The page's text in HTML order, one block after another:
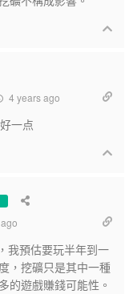
4 years ago
一点
我預估要玩半年到一
，挖礦只是其中一種
的遊戲賺錢可能性。